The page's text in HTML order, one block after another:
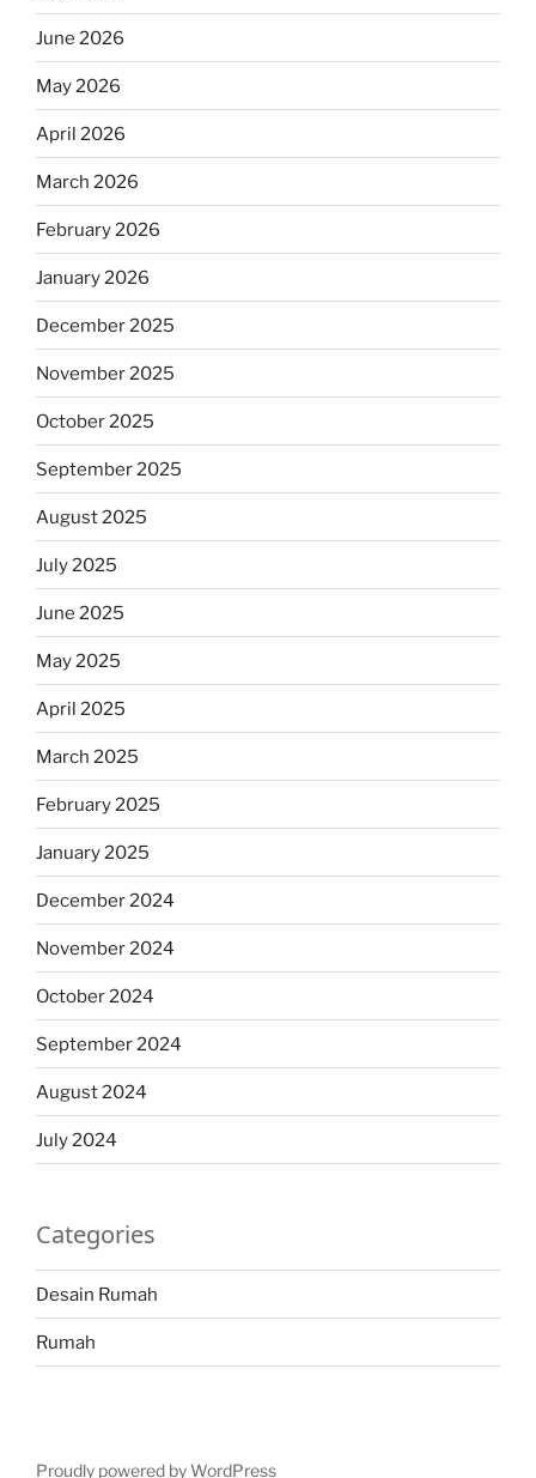
June 2026
May 2026
April 2026
March 2026
February 2026
January 2026
December 2025
November 2025
October 2025
September 2025
August 2025
July 2025
June 2025
May 2025
April 2025
March 2025
February 2025
January 2025
December 2024
November 2024
October 2024
September 2024
August 2024
July 2024
Categories
Desain Rumah
Rumah
Proudly powered by WordPress